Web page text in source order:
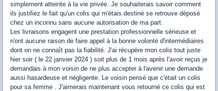
simplement atteinte à la vie privée. Je souhaiterais savoir comment
ils justifiez le fait qu'un colis qui m'étais destiné se retrouve déposé
chez un inconnu sans aucune autorisation de ma part.
Les livraisons engagent une prestation professionnelle sérieuse et
n'ont aucune raison de faire appel à la bonne volonté d'intermédiaires
dont on ne connaît pas la fiabilité. J'ai récupère mon colis tout juste
hier soir ( le 22 janvier 2024 ) soit plus de 1 mois après l'avoir reçus je
demandais à mon voisin de ne plus accepter à l'avenir une demande
aussi hasardeuse et négligente. Le voisin pensé que c'était un colis
pour sa femme . J'aimerais maintenant vous retourné ce colis qui est